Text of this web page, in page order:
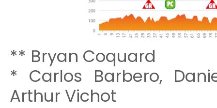
** Bryan Coquard
* Carlos Barbero,
Arthur Vichot